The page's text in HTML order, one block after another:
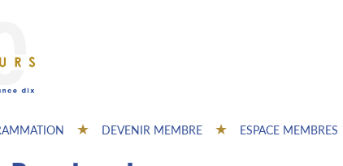
DEVENIR MEMBRE ESPACE MEMBRES